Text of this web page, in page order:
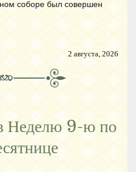
соборе был совершен
2 августа, 2026
Неделю 9-ю по